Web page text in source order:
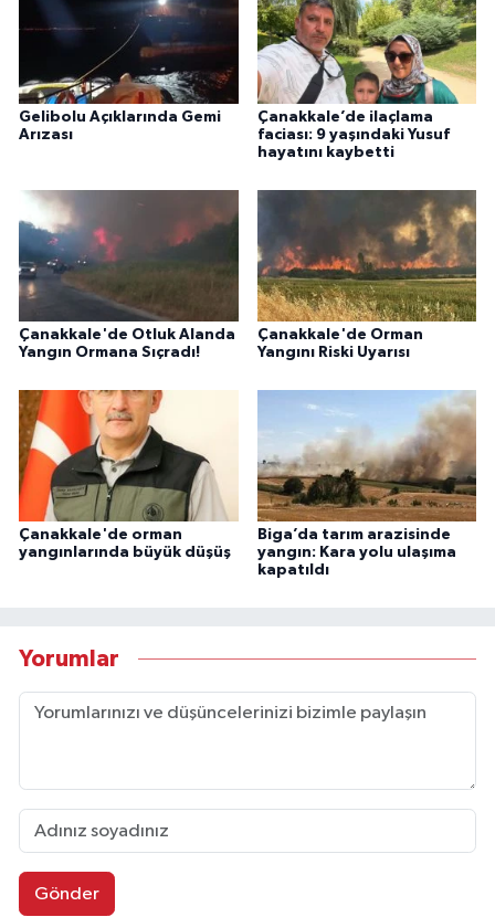
Gelibolu Açıklarında Gemi
Arızası
Çanakkale’de ilaçlama
faciası: 9 yaşındaki Yusuf
hayatını kaybetti
Çanakkale'de Otluk Alanda
Yangın Ormana Sıçradı!
Çanakkale'de Orman
Yangını Riski Uyarısı
Çanakkale'de orman
yangınlarında büyük düşüş
Biga’da tarım arazisinde
yangın: Kara yolu ulaşıma
kapatıldı
Yorumlar
Gönder